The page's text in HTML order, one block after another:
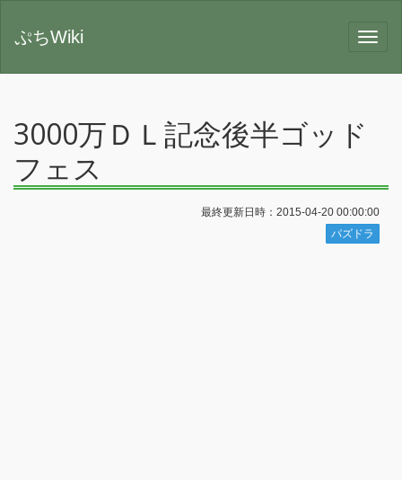
ぷちWiki
3000万ＤＬ記念後半ゴッド
フェス
最終更新日時：2015-04-20 00:00:00
パズドラ